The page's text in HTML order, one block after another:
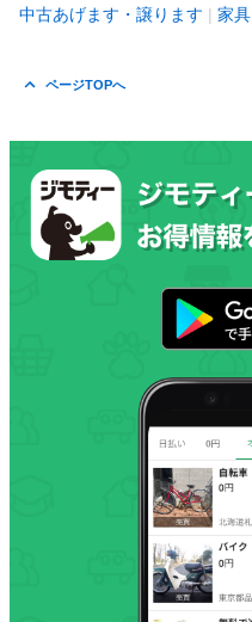
中古あげます・譲ります 家具
ページTOPへ